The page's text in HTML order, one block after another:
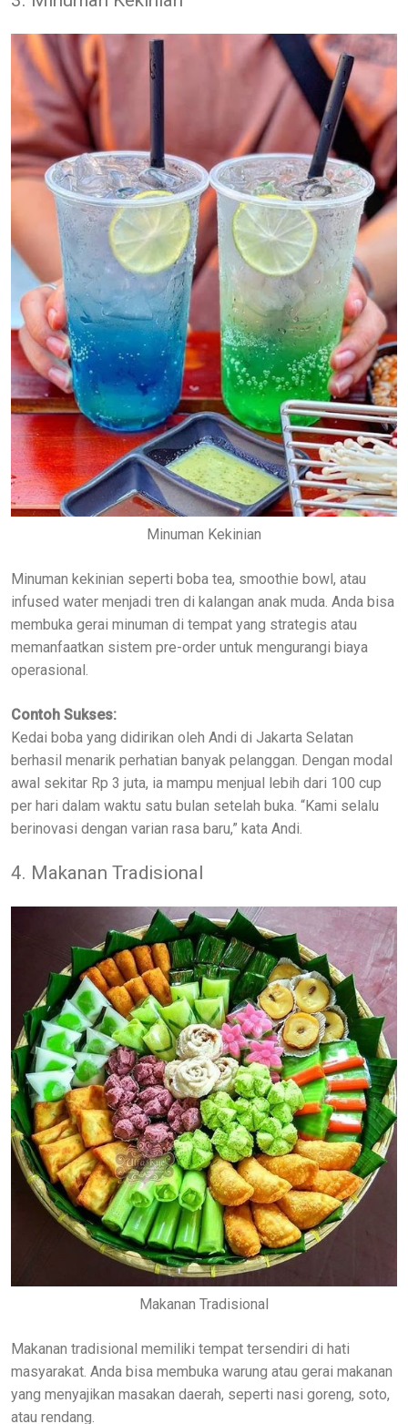
Minuman Kekinian
Minuman kekinian seperti boba tea, smoothie bowl, atau
infused water menjadi tren di kalangan anak muda. Anda bisa
membuka gerai minuman di tempat yang strategis atau
memanfaatkan sistem pre-order untuk mengurangi biaya
operasional.
Contoh Sukses:
Kedai boba yang didirikan oleh Andi di Jakarta Selatan
berhasil menarik perhatian banyak pelanggan. Dengan modal
awal sekitar Rp 3 juta, ia mampu menjual lebih dari 100 cup
per hari dalam waktu satu bulan setelah buka. “Kami selalu
berinovasi dengan varian rasa baru,” kata Andi.
4. Makanan Tradisional
Makanan Tradisional
Makanan tradisional memiliki tempat tersendiri di hati
masyarakat. Anda bisa membuka warung atau gerai makanan
yang menyajikan masakan daerah, seperti nasi goreng, soto,
atau rendang.